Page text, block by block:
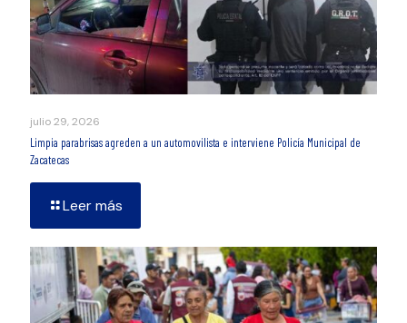
julio 29, 2026
Limpia parabrisas agreden a un automovilista e interviene Policía Municipal de
Zacatecas
Leer más